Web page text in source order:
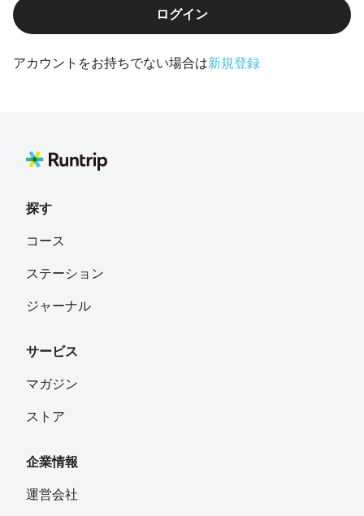
ログイン
アカウントをお持ちでない場合は新規登録
探す
コース
ステーション
ジャーナル
サービス
マガジン
ストア
企業情報
運営会社